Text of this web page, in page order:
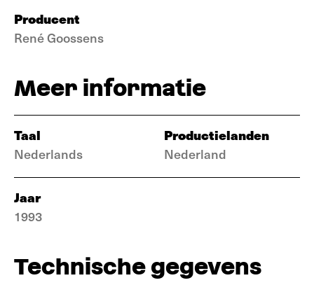
Producent
René Goossens
Meer informatie
Taal
Nederlands
Productielanden
Nederland
Jaar
1993
Technische gegevens